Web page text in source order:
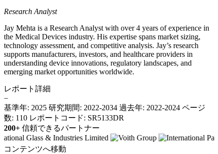
Research Analyst
Jay Mehta is a Research Analyst with over 4 years of experience in
the Medical Devices industry. His expertise spans market sizing,
technology assessment, and competitive analysis. Jay’s research
supports manufacturers, investors, and healthcare providers in
understanding device innovations, regulatory landscapes, and
emerging market opportunities worldwide.
レポート詳細
−
基準年: 2025 研究期間: 2022-2034 過去年: 2022-2024 ページ
数: 110 レポートコード: SR5133DR
200+ 信頼できるパートナー
コンテンツへ移動